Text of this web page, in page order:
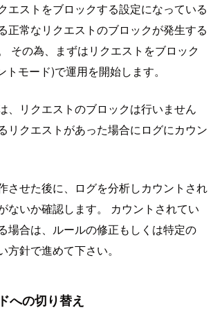
エストをブロックする設定になっている
正常なリクエストのブロックが発生する
その為、まずはリクエストをブロック
トモード)で運用を開始します。
、リクエストのブロックは行いません
リクエストがあった場合にログにカウン
させた後に、ログを分析しカウントされ
ないか確認します。 カウントされてい
場合は、ルールの修正もしくは特定の
方針で進めて下さい。
への切り替え